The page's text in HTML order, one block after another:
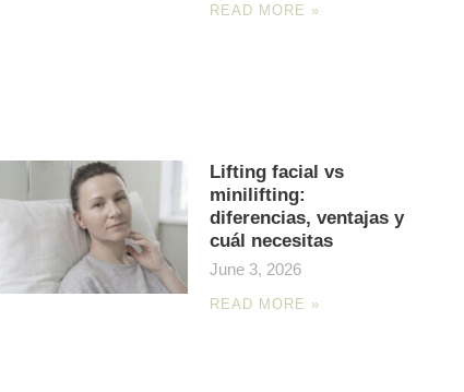
READ MORE »
Lifting facial vs
minilifting:
diferencias, ventajas y
cuál necesitas
June 3, 2026
READ MORE »